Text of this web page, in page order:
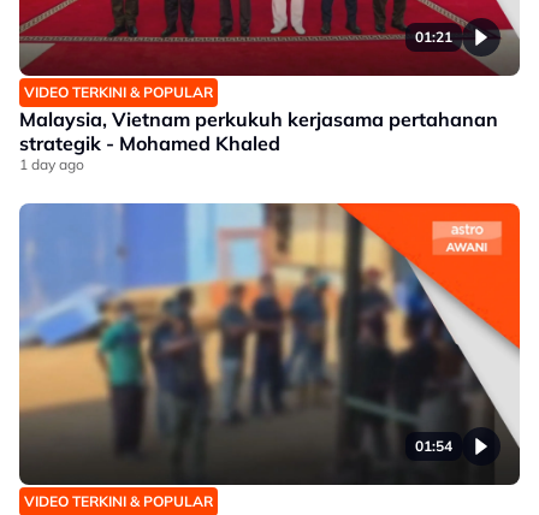
01:21
VIDEO TERKINI & POPULAR
Malaysia, Vietnam perkukuh kerjasama pertahanan
strategik - Mohamed Khaled
1 day ago
01:54
VIDEO TERKINI & POPULAR